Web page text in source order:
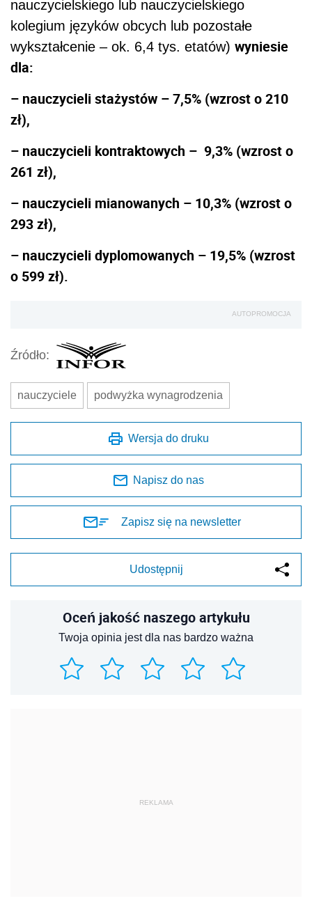
nauczycielskiego lub nauczycielskiego
kolegium języków obcych lub pozostałe
wykształcenie – ok. 6,4 tys. etatów) wyniesie
dla:
– nauczycieli stażystów – 7,5% (wzrost o 210
zł),
– nauczycieli kontraktowych – 9,3% (wzrost o
261 zł),
– nauczycieli mianowanych – 10,3% (wzrost o
293 zł),
– nauczycieli dyplomowanych – 19,5% (wzrost
o 599 zł).
AUTOPROMOCJA
Źródło:
nauczyciele podwyżka wynagrodzenia
Wersja do druku
Napisz do nas
Zapisz się na newsletter
Udostępnij
Oceń jakość naszego artykułu
Twoja opinia jest dla nas bardzo ważna
REKLAMA